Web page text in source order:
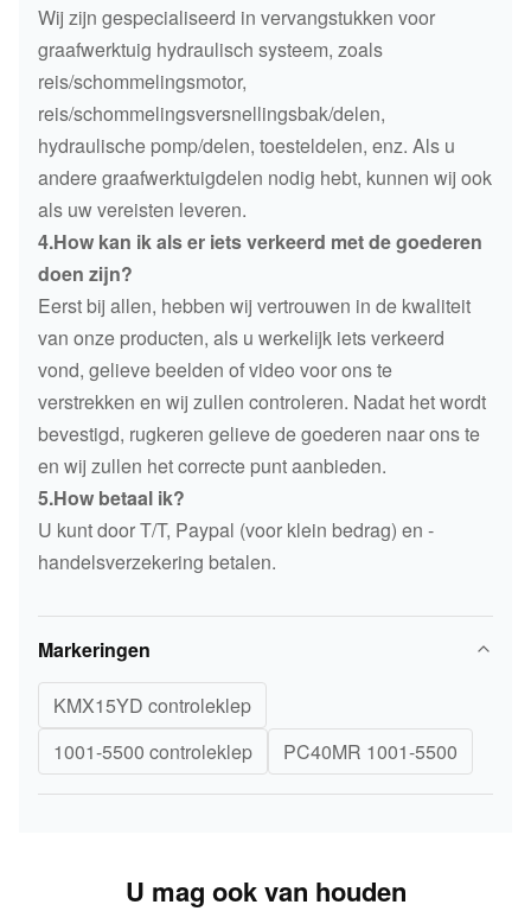
Wij zijn gespecialiseerd in vervangstukken voor
graafwerktuig hydraulisch systeem, zoals
reis/schommelingsmotor,
reis/schommelingsversnellingsbak/delen,
hydraulische pomp/delen, toesteldelen, enz. Als u
andere graafwerktuigdelen nodig hebt, kunnen wij ook
als uw vereisten leveren.
4.How kan ik als er iets verkeerd met de goederen
doen zijn?
Eerst bij allen, hebben wij vertrouwen in de kwaliteit
van onze producten, als u werkelijk iets verkeerd
vond, gelieve beelden of video voor ons te
verstrekken en wij zullen controleren. Nadat het wordt
bevestigd, rugkeren gelieve de goederen naar ons te
en wij zullen het correcte punt aanbieden.
5.How betaal ik?
U kunt door T/T, Paypal (voor klein bedrag) en -
handelsverzekering betalen.
Markeringen
KMX15YD controleklep
1001-5500 controleklep
PC40MR 1001-5500
U mag ook van houden